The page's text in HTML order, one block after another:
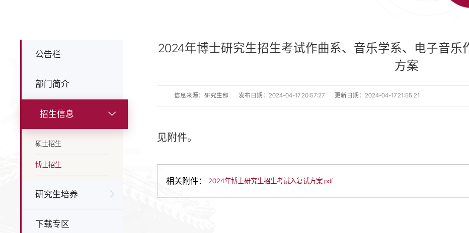
公告栏
部门简介
招生信息
硕士招生
博士招生
研究生培养
下载专区
2024年博士研究生招生考试作曲系、音乐学系、电子音
方案
信息来源：研究生部 发布日期：2024-04-17 20:57:27 更新日期：2024-04-17 21:55:21
见附件。
相关附件： 2024年博士研究生招生考试入复试方案.pdf